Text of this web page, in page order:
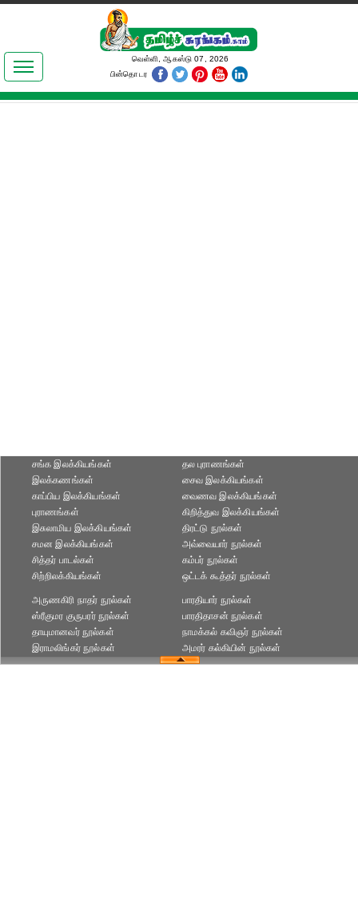
இலக்கியங்கள்
தமிழ் உலகம்
வெள்ளி, ஆகஸ்டு 07, 2026
பின்தொடர
சங்க இலக்கியங்கள்
இலக்கணங்கள்
காப்பிய இலக்கியங்கள்
புராணங்கள்
தல புராணங்கள்
சைவ இலக்கியங்கள்
வைணவ இலக்கியங்கள்
கிறித்துவ இலக்கியங்கள்
இசுலாமிய இலக்கியங்கள்
சமன இலக்கியங்கள்
சித்தர் பாடல்கள்
சிற்றிலக்கியங்கள்
திரட்டு நூல்கள்
அவ்வையார் நூல்கள்
கம்பர் நூல்கள்
ஒட்டக் கூத்தர் நூல்கள்
அருணகிரி நாதர் நூல்கள்
ஸ்ரீகுமர குருபரர் நூல்கள்
தாயுமானவர் நூல்கள்
இராமலிங்கர் நூல்கள்
பாரதியார் நூல்கள்
பாரதிதாசன் நூல்கள்
நாமக்கல் கவிஞர் நூல்கள்
அமரர் கல்கியின் நூல்கள்